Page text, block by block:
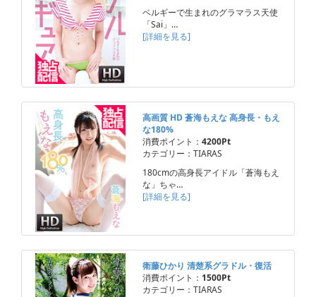
ベルギーで生まれのグラマラス天使
「Sai」…
[詳細を見る]
高画質 HD 蒼海もえな 高身長・もえ
な180%
消費ポイント： 4200Pt
カテゴリー：TIARAS
180cmの高身長アイドル「蒼海もえ
な」ちゃ…
[詳細を見る]
衛藤ひかり 清楚系グラドル・復活
消費ポイント： 1500Pt
カテゴリー：TIARAS